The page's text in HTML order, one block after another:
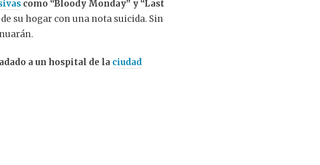
como “Bloody Monday” y “Last
su hogar con una nota suicida. Sin
a un hospital de la ciudad